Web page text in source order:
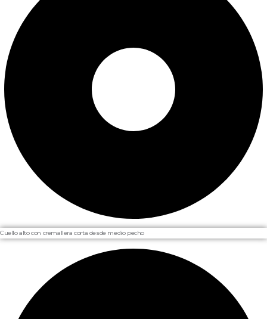
Cuello alto con cremallera corta desde medio pecho